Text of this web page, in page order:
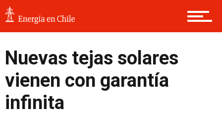
Nuevas tejas solares
vienen con garantía
infinita